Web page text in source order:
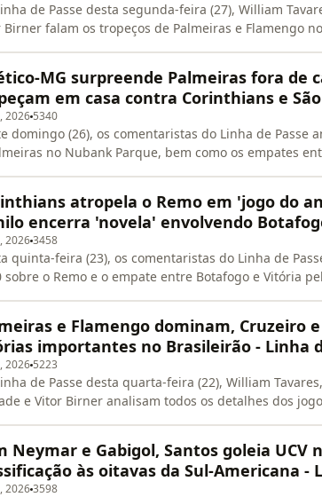
de Passe desta segunda-feira (27), William
Birner falam os tropeços de Palmeiras e Flamengo
adchoices
MG surpreende Palmeiras fora de
em casa contra Corinthians e
2026 5340
domingo (26), os comentaristas do Linha de Passe
no Nubank Parque, bem como os empates
atropela o Remo em 'jogo do
encerra 'novela' envolvendo
20263458
quinta-feira (23), os comentaristas do Linha de
sobre o Remo e o empate entre Botafogo e Vitória
e Flamengo dominam, Cruzeiro
importantes no Brasileirão - Linha
2026 5223
de Passe desta quarta-feira (22), William
e Vitor Birner analisam todos os detalhes dos
about your a
Neymar e Gabigol, Santos goleia UCV
às oitavas da Sul-Americana -
20263598